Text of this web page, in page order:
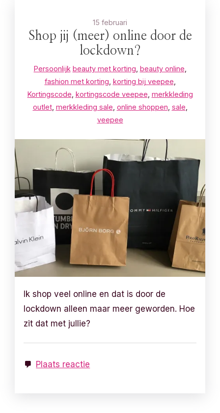
15 februari
Shop jij (meer) online door de
lockdown?
Persoonlijk beauty met korting beauty online
fashion met korting korting bij veepee
Kortingscode kortingscode veepee merkkleding
outlet, merkkleding sale online shoppen sale
veepee
Ik shop veel online en dat is door de
lockdown alleen maar meer geworden. Hoe
zit dat met jullie?
Plaats reactie